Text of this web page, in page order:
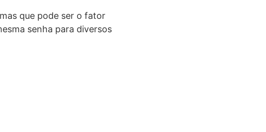
que pode ser o fator
senha para diversos